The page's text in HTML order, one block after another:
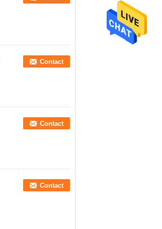
Contact
Contact
Contact